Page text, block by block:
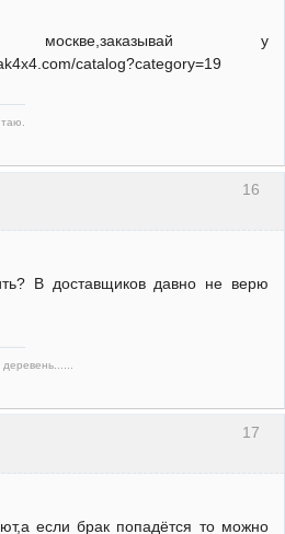
у
catalog?category=19
16
В доставщиков давно не верю
17
если брак попадётся то можно